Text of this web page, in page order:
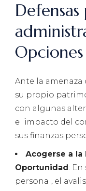
Ante la
su propio
con algunas
el impacto del
sus finanzas
Acogerse a la
Oportunidad:
personal, el